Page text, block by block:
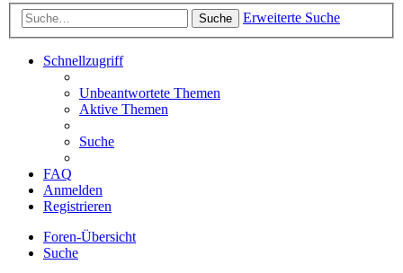
Suche Erweiterte Suche
Schnellzugriff
Unbeantwortete Themen
Aktive Themen
Suche
FAQ
Anmelden
Registrieren
Foren-Übersicht
Suche